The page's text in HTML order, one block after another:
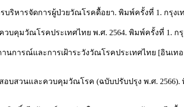
หารจัดการผู้ป่วยวัณโรคดื้อยา. พิมพ์ครั้งที่ 1. กรุง
คุมวัณโรคประเทศไทย พ.ศ. 2564. พิมพ์ครั้งที่ 1.
ารณ์และการเฝ้าระวังวัณโรคประเทศไทย [อินเทอร์
บสวนและควบคุมวัณโรค (ฉบับปรับปรุง พ.ศ.